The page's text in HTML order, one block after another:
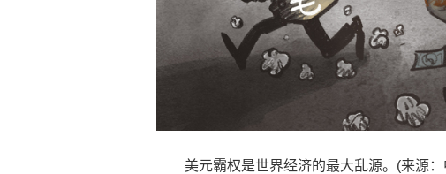
美元霸权是世界经济的最大乱源。(来源